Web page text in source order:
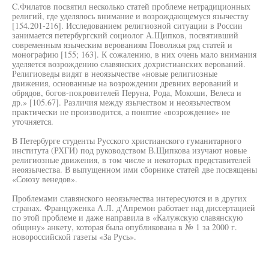
C.Филатов посвятил несколько статей проблеме нетрадиционных
религий, где уделялось внимание и возрождающемуся язычеству
[154.201-216]. Исследованием религиозной ситуации в России
занимается петербургский социолог А.Щипков, посвятивший
современным языческим верованиям Поволжья ряд статей и
монографию [155; 163]. К сожалению, в них очень мало внимания
уделяется возрождению славянских дохристианских верований.
Религиоведы видят в неоязычестве «новые религиозные
движения, основанные на возрождении древних верований и
обрядов, богов-покровителей Перуна, Рода, Мокоши, Велеса и
др.» [105.67]. Различия между язычеством и неоязычеством
практически не производится, а понятие «возрождение» не
уточняется.
В Петербурге студенты Русского христианского гуманитарного
института (РХГИ) под руководством В.Щипкова изучают новые
религиозные движения, в том числе и некоторых представителей
неоязычества. В выпущенном ими сборнике статей две посвящены
«Союзу венедов».
Проблемами славянского неоязычества интересуются и в других
странах. Француженка А.Л. д'Апремон работает над диссертацией
по этой проблеме и даже направила в «Калужскую славянскую
общину» анкету, которая была опубликована в № 1 за 2000 г.
новороссийской газеты «За Русь».